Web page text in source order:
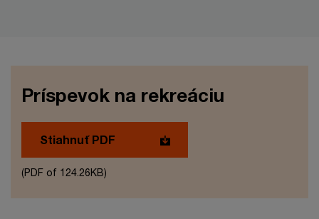
Príspevok na rekreáciu
Stiahnuť PDF
(PDF of 124.26KB)